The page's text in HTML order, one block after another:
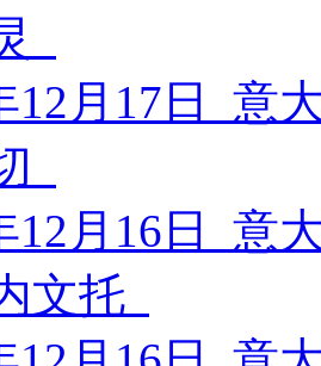
12月17日 意
12月16日 意
文托